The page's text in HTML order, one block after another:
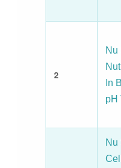
2
Nu
In
pH
Nu